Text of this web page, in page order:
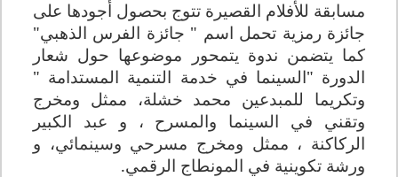
مسابقة للأفلام القصيرة تتوج بحصول أجودها على
جائزة رمزية تحمل اسم " جائزة الفرس الذهبي"
كما يتضمن ندوة يتمحور موضوعها حول شعار
الدورة "السينما في خدمة التنمية المستدامة "
وتكريما للمبدعين محمد خشلة، ممثل ومخرج
وتقني في السينما والمسرح ، و عبد الكبير
الركاكنة ، ممثل ومخرج مسرحي وسينمائي، و
ورشة تكوينية في المونطاج الرقمي.